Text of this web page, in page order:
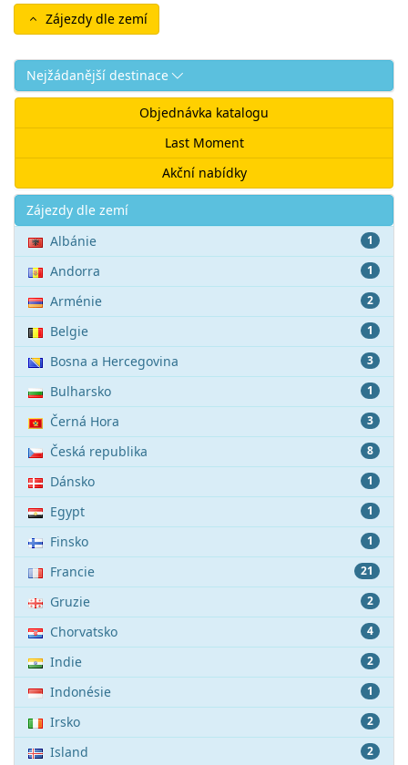
Zájezdy dle zemí
Nejžádanější destinace
Objednávka katalogu
Last Moment
Akční nabídky
Akce
Zájezdy dle zemí
1
Albánie
1
Andorra
2
Arménie
1
Belgie
3
Bosna a Hercegovina
1
Bulharsko
3
Černá Hora
8
Česká republika
1
Dánsko
1
Egypt
1
Finsko
21
Francie
2
Gruzie
4
Chorvatsko
2
Indie
1
Indonésie
2
Irsko
2
Island